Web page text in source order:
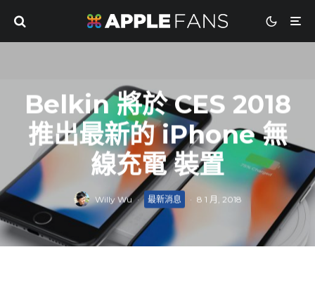
Belkin 將於 CES 2018
推出最新的 iPhone 無
線充電 裝置
Willy Wu · 最新消息 · 8 1 月, 2018